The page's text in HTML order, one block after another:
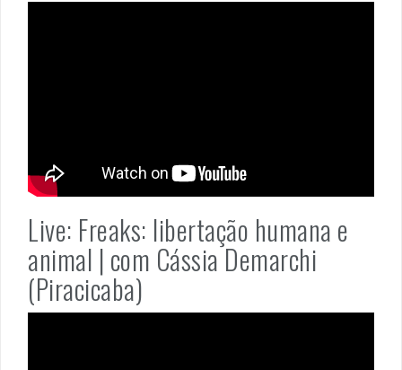
Live: Freaks: libertação humana e
animal | com Cássia Demarchi
(Piracicaba)